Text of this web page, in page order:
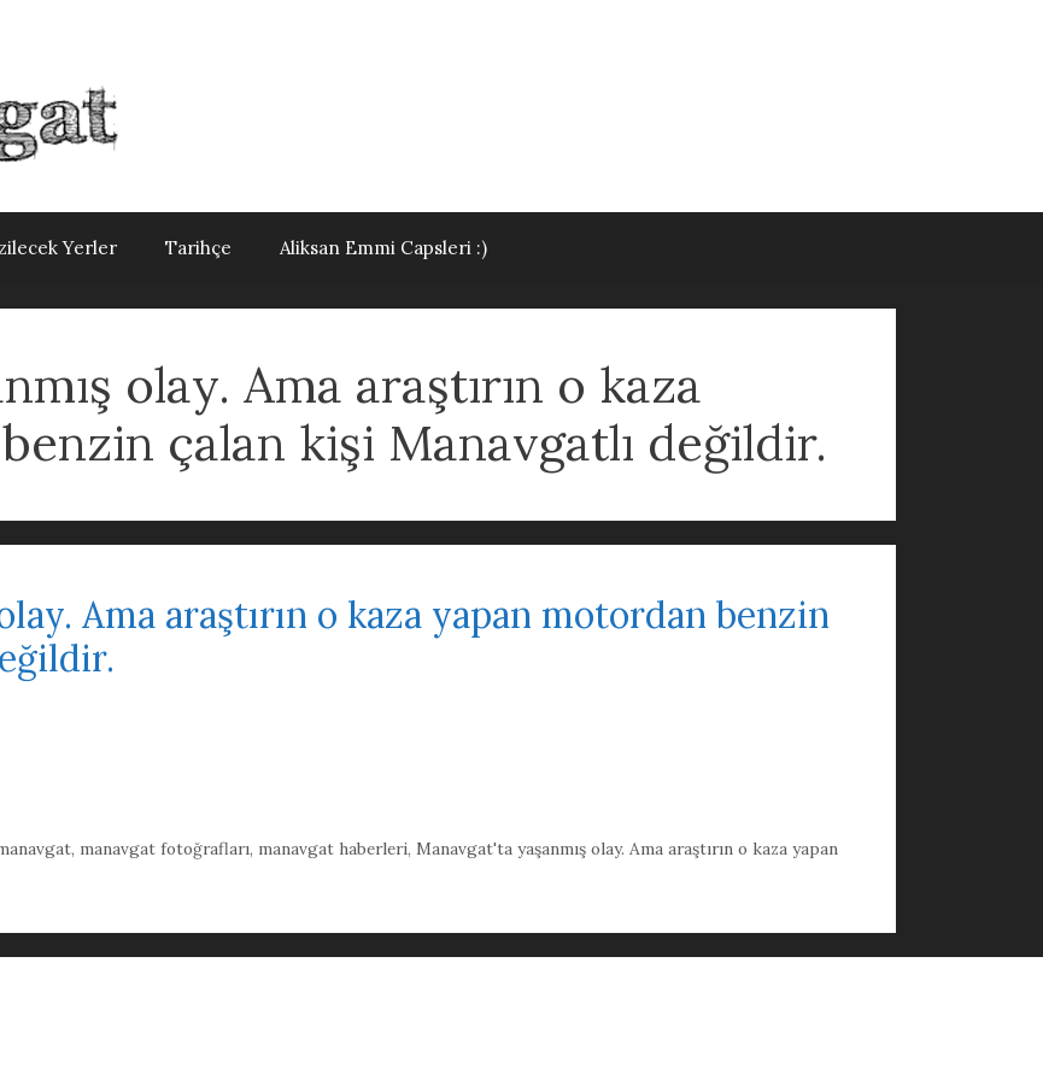
Yerler Tarihçe Aliksan Emmi Capsleri :)
olay. Ama araştırın o kaza
çalan kişi Manavgatlı değildir.
Ama araştırın o kaza yapan motordan benzin
, manavgat fotoğrafları, manavgat haberleri,Manavgat'ta yaşanmış olay. Ama araştırın o kaza yapan